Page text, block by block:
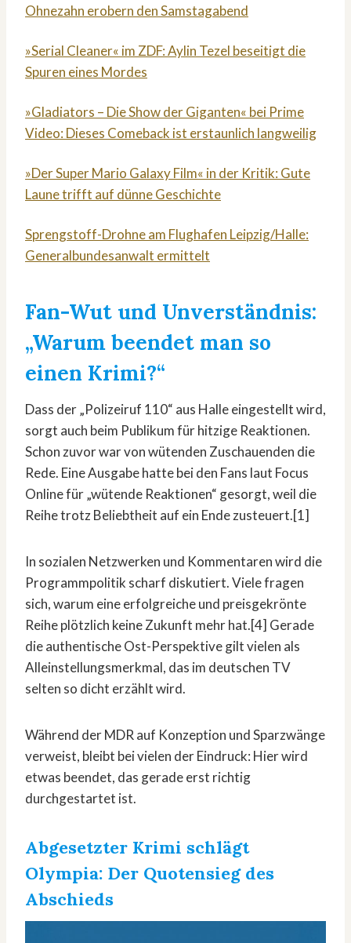
Ohnezahn erobern den Samstagabend
»Serial Cleaner« im ZDF: Aylin Tezel beseitigt die
Spuren eines Mordes
»Gladiators – Die Show der Giganten« bei Prime
Video: Dieses Comeback ist erstaunlich langweilig
»Der Super Mario Galaxy Film« in der Kritik: Gute
Laune trifft auf dünne Geschichte
Sprengstoff-Drohne am Flughafen Leipzig/Halle:
Generalbundesanwalt ermittelt
Fan-Wut und Unverständnis:
„Warum beendet man so
einen Krimi?“
Dass der „Polizeiruf 110“ aus Halle eingestellt wird,
sorgt auch beim Publikum für hitzige Reaktionen.
Schon zuvor war von wütenden Zuschauenden die
Rede. Eine Ausgabe hatte bei den Fans laut Focus
Online für „wütende Reaktionen“ gesorgt, weil die
Reihe trotz Beliebtheit auf ein Ende zusteuert.[1]
In sozialen Netzwerken und Kommentaren wird die
Programmpolitik scharf diskutiert. Viele fragen
sich, warum eine erfolgreiche und preisgekrönte
Reihe plötzlich keine Zukunft mehr hat.[4] Gerade
die authentische Ost-Perspektive gilt vielen als
Alleinstellungsmerkmal, das im deutschen TV
selten so dicht erzählt wird.
Während der MDR auf Konzeption und Sparzwänge
verweist, bleibt bei vielen der Eindruck: Hier wird
etwas beendet, das gerade erst richtig
durchgestartet ist.
Abgesetzter Krimi schlägt
Olympia: Der Quotensieg des
Abschieds